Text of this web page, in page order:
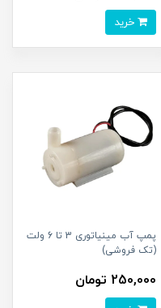
پمپ آب مینیاتوری 3 تا 6 ولت
(تک فروشی)
250,000 تومان